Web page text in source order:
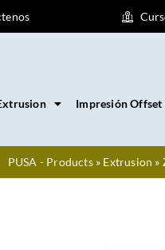
Impresión Offset
PUSA - Products» Extrusion »